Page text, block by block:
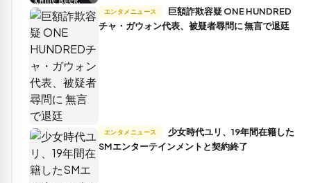
エンタメニュース
チャ・ガウォン代表、被疑者尋問に 無言で退廷
エンタメニュース
SMエンターテインメントと契約終了